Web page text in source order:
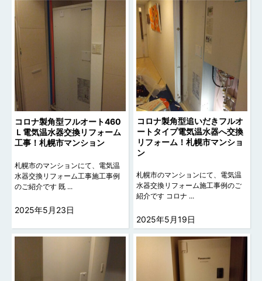
コロナ製角型フルオート460
Ｌ電気温水器交換リフォーム
工事！札幌市マンション
札幌市のマンションにて、電気温
水器交換リフォーム工事施工事例
のご紹介です 既 ...
2025年5月23日
コロナ製角型追いだきフルオ
ートタイプ電気温水器へ交換
リフォーム！札幌市マンショ
ン
札幌市のマンションにて、電気温
水器交換リフォーム施工事例のご
紹介です コロナ ...
2025年5月19日